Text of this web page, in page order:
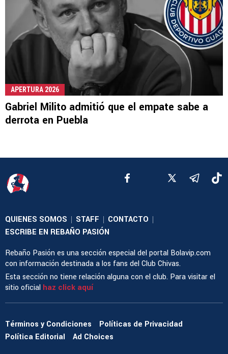
APERTURA 2026
Gabriel Milito admitió que el empate sabe a
derrota en Puebla
QUIENES SOMOS | STAFF | CONTACTO |
ESCRIBE EN REBAÑO PASIÓN
Rebaño Pasión es una sección especial del portal Bolavip.com
con información destinada a los fans del Club Chivas.
Esta sección no tiene relación alguna con el club. Para visitar el
sitio oficial haz click aquí
Términos y Condiciones
Políticas de Privacidad
Política Editorial
Ad Choices